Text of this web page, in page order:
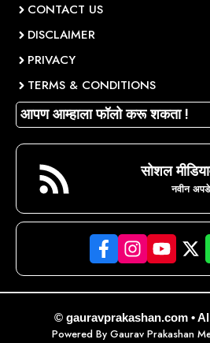
CONTACT US
DISCLAIMER
PRIVACY
TERMS & CONDITIONS
आपण आम्हाला फॉलो करू शकता !
सोशल
नवीन
© gauravprakashan.com •
Powered By Gaurav Prakashan